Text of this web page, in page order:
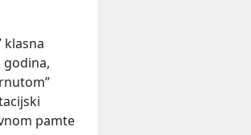
klasna
pamte